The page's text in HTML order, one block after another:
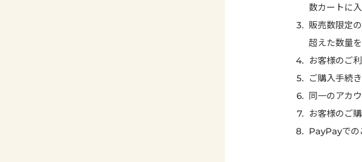
数カートに
販売数限定
超えた数量
お客様のご
ご購入手続
同一のアカ
お客様のご
PayPayでの